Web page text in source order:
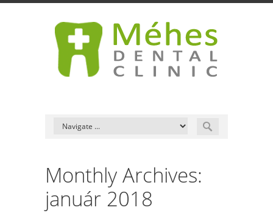
Monthly Archives:
január 2018